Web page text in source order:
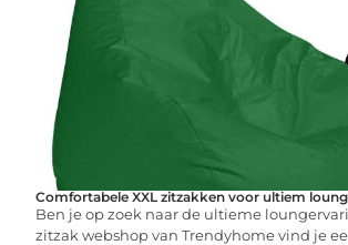
Comfortabele XXL zitzakken voor ultiem
Ben je op zoek naar de ultieme
zitzak webshop van Trendyhome vind je